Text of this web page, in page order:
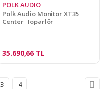
POLK AUDIO
Polk Audio Monitor XT35
Center Hoparlör
35.690,66 TL
3 4